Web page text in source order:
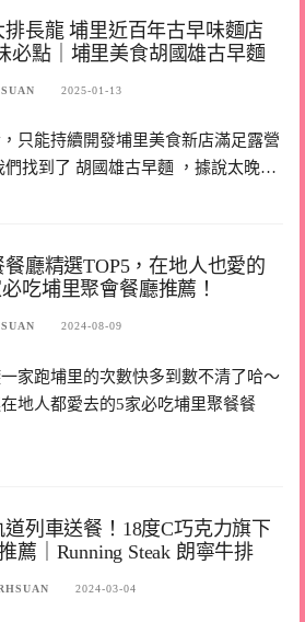
長龍 埔里近百年古早味麵店
必點｜埔里美食胡國雄古早麵
2025-01-13
只能持續開發埔里美食新店滿足露營
們找到了 胡國雄古早麵 ，據說太晚…
廳精選TOP5，在地人也愛的
吃埔里聚會餐廳推薦！
2024-08-09
家跑埔里的次數快多到數不清了哈～
地人都愛去的5家必吃埔里聚餐餐
列車送餐！18度C巧克力旗下
薦｜Running Steak 朗寧牛排
2024-03-04